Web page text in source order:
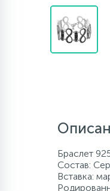
Браслет
Состав:
Вставка: